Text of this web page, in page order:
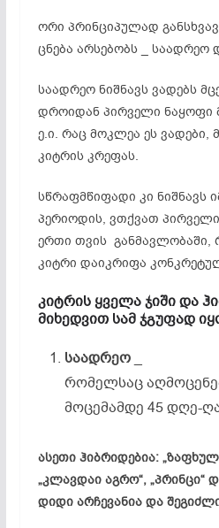
ორი პრინციპულად
ცნება არსებობს _ საადრეო
საადრეო ნიშნავს ვადებს
დროიდან პირველი ნაყოფი
ე.ი. რაც მოკლეა ეს ვადები,
კიტრის კრეფას.
სწრაფმწიფადი კი ნიშნავს
პერიოდის, ვთქვათ
ერთი თვის განმავლობაში,
კიტრი დაიკრიფა
კიტრის ყველა ჯიში და
მიხედვით სამ ჯგუფად
საადრეო_
რომელსაც
მოცემამდე 45 დღე-
ასეთი ჰიბრიდებია:
„კლავდაიაგრო“, „პრინცი“
დიდი არჩევანია და